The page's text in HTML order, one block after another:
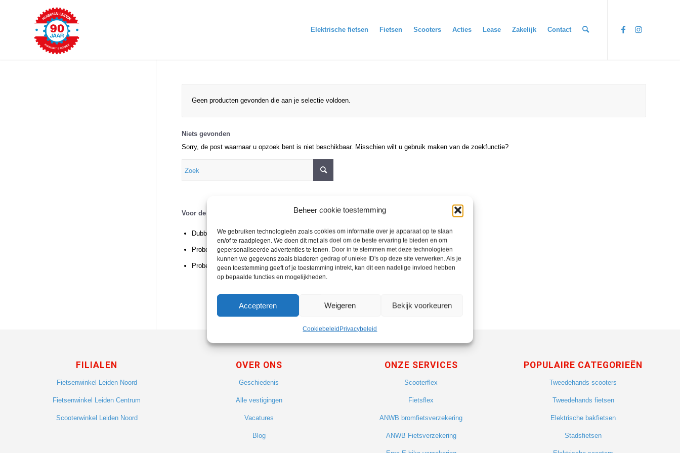
Beheer cookie toestemming
We gebruiken technologieën zoals cookies om informatie over je apparaat op te slaan
en/of te raadplegen. We doen dit met als doel om de beste ervaring te bieden en om
gepersonaliseerde advertenties te tonen. Door in te stemmen met deze technologieën
kunnen we gegevens zoals bladeren gedrag of unieke ID's op deze site verwerken. Als je
geen toestemming geeft of je toestemming intrekt, kan dit een nadelige invloed hebben
op bepaalde functies en mogelijkheden.
Accepteren Weigeren Bekijk voorkeuren
CookiebeleidPrivacybeleid
Elektrische fietsen Fietsen Scooters Acties Lease Zakelijk Contact
Geen producten gevonden die aan je selectie voldoen.
Niets gevonden
Sorry, de post waarnaar u opzoek bent is niet beschikbaar. Misschien wilt u gebruik maken van de zoekfunctie?
Voor de beste zoekresultaten, houd het volgende in gedachte:
Dubbel-check altijd uw spelling.
Probeer soortgelijke zoekwoorden, bijvoorbeeld: tablet in plaats van laptop.
Probeer meer dan een zoekwoord te gebruiken.
FILIALEN
Fietsenwinkel Leiden Noord
Fietsenwinkel Leiden Centrum
Scooterwinkel Leiden Noord
OVER ONS
Geschiedenis
Alle vestigingen
Vacatures
Blog
ONZE SERVICES
Scooterflex
Fietsflex
ANWB bromfietsverzekering
ANWB Fietsverzekering
POPULAIRE CATEGORIEËN
Tweedehands scooters
Tweedehands fietsen
Elektrische bakfietsen
Stadsfietsen